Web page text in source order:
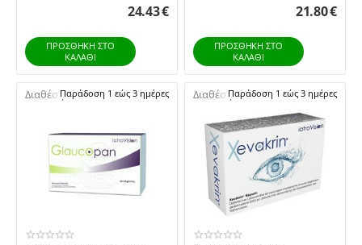
24.43€
ΠΡΟΣΘΉΚΗ ΣΤΟ
ΚΑΛΆΘΙ
21.80€
ΠΡΟΣΘΉΚΗ ΣΤΟ
ΚΑΛΆΘΙ
Διαθέσιμο:Παράδοση 1 εώς 3 ημέρες Διαθέσιμο:Παράδοση 1 εώς 3 ημέρες